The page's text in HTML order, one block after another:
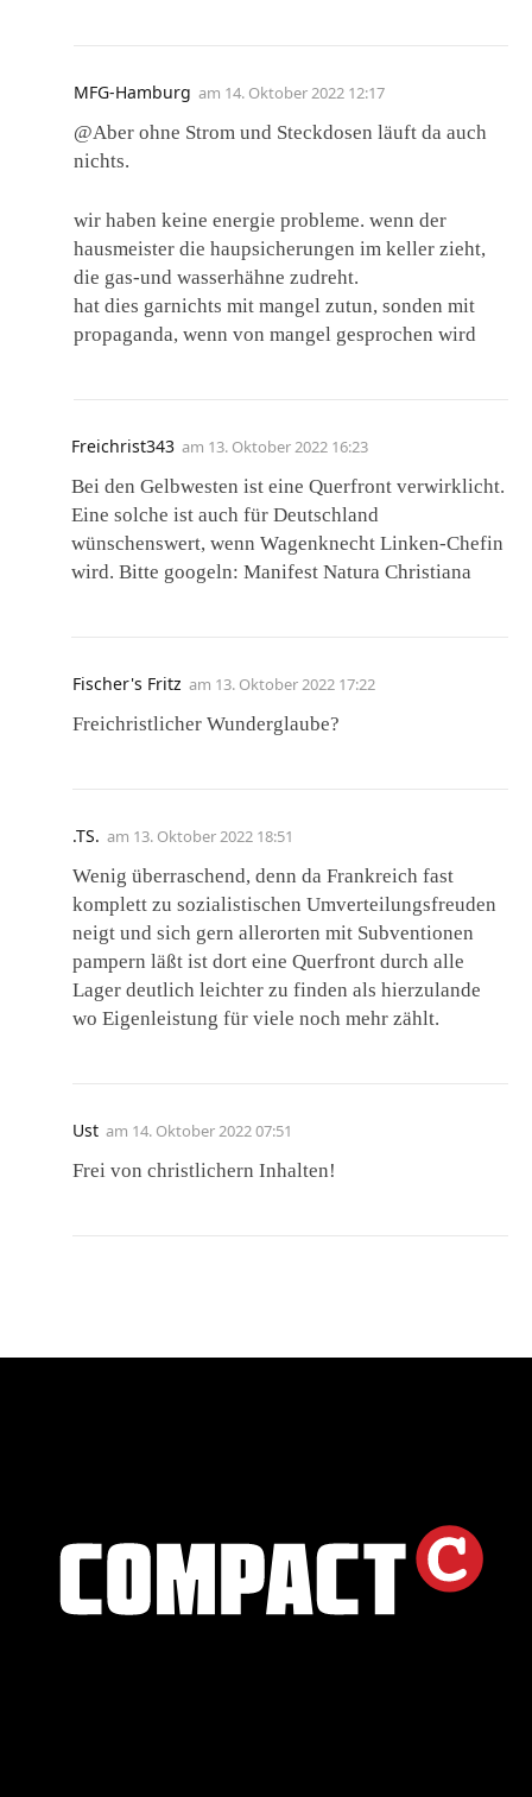
MFG-Hamburg am 14. Oktober 2022 12:17
@Aber ohne Strom und Steckdosen läuft da auch
nichts.
wir haben keine energie probleme. wenn der
hausmeister die haupsicherungen im keller zieht,
die gas-und wasserhähne zudreht.
hat dies garnichts mit mangel zutun, sonden mit
propaganda, wenn von mangel gesprochen wird
Freichrist343 am 13. Oktober 2022 16:23
Bei den Gelbwesten ist eine Querfront verwirklicht.
Eine solche ist auch für Deutschland
wünschenswert, wenn Wagenknecht Linken-Chefin
wird. Bitte googeln: Manifest Natura Christiana
Fischer's Fritz am 13. Oktober 2022 17:22
Freichristlicher Wunderglaube?
.TS. am 13. Oktober 2022 18:51
Wenig überraschend, denn da Frankreich fast
komplett zu sozialistischen Umverteilungsfreuden
neigt und sich gern allerorten mit Subventionen
pampern läßt ist dort eine Querfront durch alle
Lager deutlich leichter zu finden als hierzulande
wo Eigenleistung für viele noch mehr zählt.
Ust am 14. Oktober 2022 07:51
Frei von christlichern Inhalten!